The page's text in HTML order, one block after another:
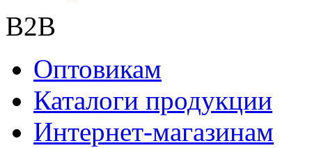
B2B
Оптовикам
Каталоги продукции
Интернет-магазинам